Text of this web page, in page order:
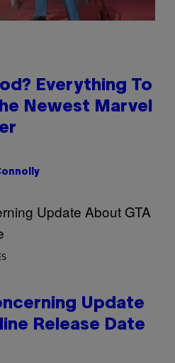
Everything To
Newest Marvel
Update
Release Date